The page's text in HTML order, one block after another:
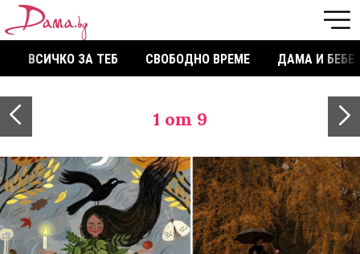
ВСИЧКО ЗА ТЕБ СВОБОДНО ВРЕМЕ ДАМА И БЕБЕ
1 от 9